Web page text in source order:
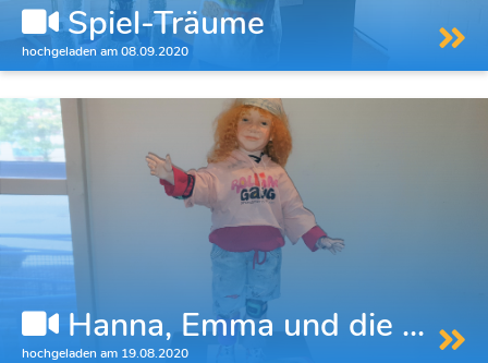
Spiel-Träume
hochgeladen am 08.09.2020
Hanna, Emma und die ...
hochgeladen am 19.08.2020